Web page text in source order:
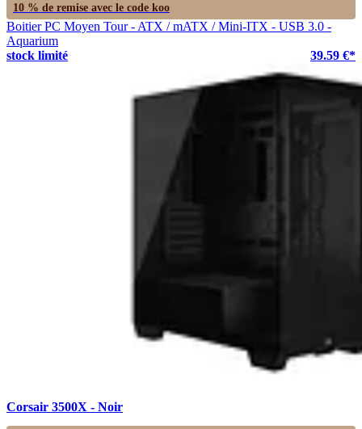
10 % de remise avec le code koo
Boitier PC Moyen Tour - ATX / mATX / Mini-ITX - USB 3.0 -
Aquarium
stock limité
39.59 €*
Corsair 3500X - Noir